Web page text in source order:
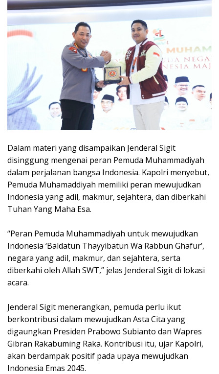
Dalam materi yang disampaikan Jenderal Sigit
disinggung mengenai peran Pemuda Muhammadiyah
dalam perjalanan bangsa Indonesia. Kapolri menyebut,
Pemuda Muhamaddiyah memiliki peran mewujudkan
Indonesia yang adil, makmur, sejahtera, dan diberkahi
Tuhan Yang Maha Esa.
“Peran Pemuda Muhammadiyah untuk mewujudkan
Indonesia ‘Baldatun Thayyibatun Wa Rabbun Ghafur’,
negara yang adil, makmur, dan sejahtera, serta
diberkahi oleh Allah SWT,” jelas Jenderal Sigit di lokasi
acara.
Jenderal Sigit menerangkan, pemuda perlu ikut
berkontribusi dalam mewujudkan Asta Cita yang
digaungkan Presiden Prabowo Subianto dan Wapres
Gibran Rakabuming Raka. Kontribusi itu, ujar Kapolri,
akan berdampak positif pada upaya mewujudkan
Indonesia Emas 2045.